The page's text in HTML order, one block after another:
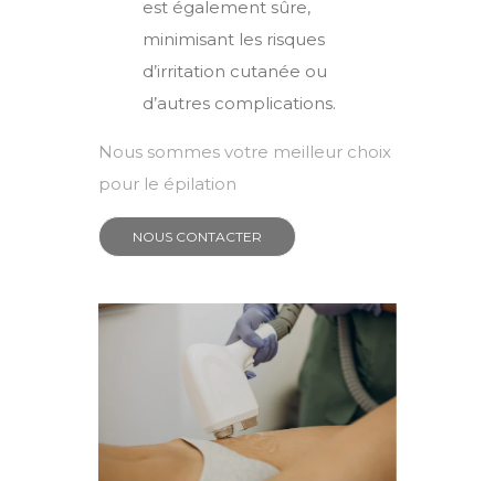
est également sûre,
minimisant les risques
d’irritation cutanée ou
d’autres complications.
Nous sommes votre meilleur choix
pour le épilation
NOUS CONTACTER